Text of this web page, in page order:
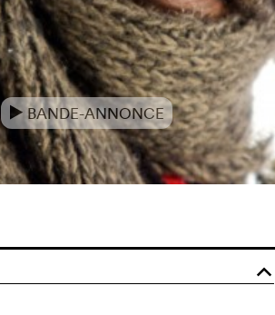
e BANDE-ANNONCE
o